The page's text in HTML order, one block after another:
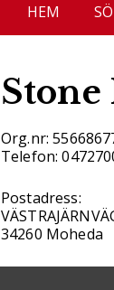
HEM
Stone
Org.nr:
Telefon:
Postadress:
34260 Moheda